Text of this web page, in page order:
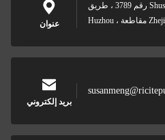
عنوان
رقم 3789 ، طريق Shushan ، منطقة Wuxing ، مدينة
بريد إلكتروني